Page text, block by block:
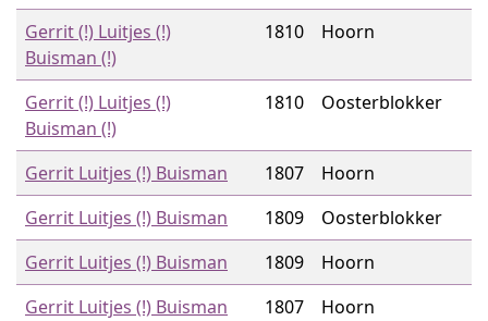
Gerrit (!) Luitjes (!)
Buisman (!)
1810 Hoorn
Gerrit (!) Luitjes (!)
Buisman (!)
1810 Oosterblokker
Gerrit Luitjes (!) Buisman 1807
Hoorn
Gerrit Luitjes (!) Buisman
1809
Oosterblokker
Gerrit Luitjes (!) Buisman
1809
Hoorn
Gerrit Luitjes (!) Buisman
1807
Hoorn